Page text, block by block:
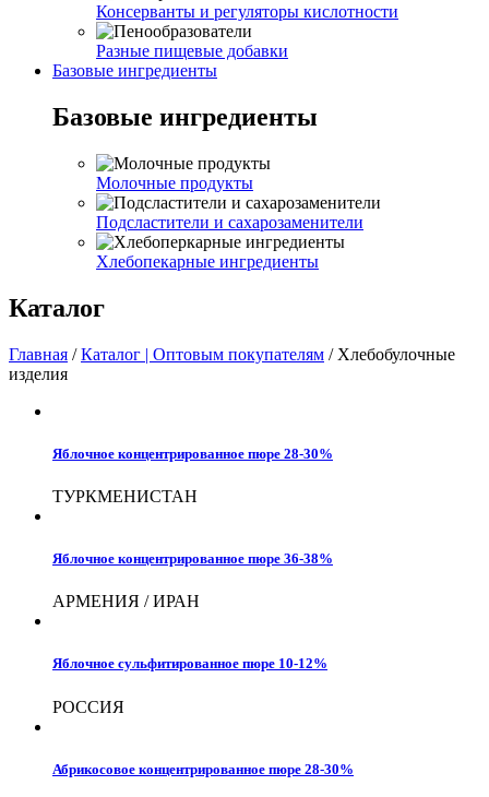
Консерванты и регуляторы кислотности
Разные пищевые добавки
Базовые ингредиенты
Базовые ингредиенты
Молочные продукты
Подсластители и сахарозаменители
Хлебопекарные ингредиенты
Каталог
Главная /Каталог | Оптовым покупателям / Хлебобулочные
изделия
Яблочное концентрированное пюре 28-30%
ТУРКМЕНИСТАН
Яблочное концентрированное пюре 36-38%
АРМЕНИЯ / ИРАН
Яблочное сульфитированное пюре 10-12%
РОССИЯ
Абрикосовое концентрированное пюре 28-30%